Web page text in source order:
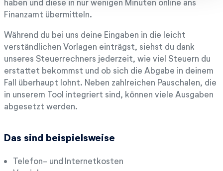
haben und diese in nur wenigen Minuten online ans
Finanzamt übermitteln.
Während du bei uns deine Eingaben in die leicht
verständlichen Vorlagen einträgst, siehst du dank
unseres Steuerrechners jederzeit, wie viel Steuern du
erstattet bekommst und ob sich die Abgabe in deinem
Fall überhaupt lohnt. Neben zahlreichen Pauschalen, die
in unserem Tool integriert sind, können viele Ausgaben
abgesetzt werden.
Das sind beispielsweise
Telefon- und Internetkosten